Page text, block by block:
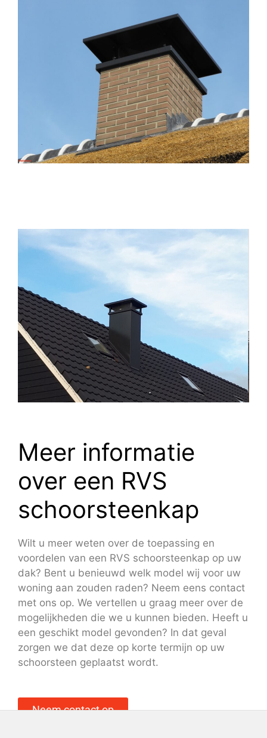
Meer informatie
over een RVS
schoorsteenkap
Wilt u meer weten over de toepassing en
voordelen van een RVS schoorsteenkap op uw
dak? Bent u benieuwd welk model wij voor uw
woning aan zouden raden? Neem eens contact
met ons op. We vertellen u graag meer over de
mogelijkheden die we u kunnen bieden. Heeft u
een geschikt model gevonden? In dat geval
zorgen we dat deze op korte termijn op uw
schoorsteen geplaatst wordt.
Neem contact op